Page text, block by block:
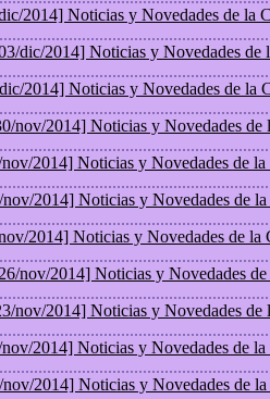
2014] Noticias y Novedades de la
dic/2014] Noticias y Novedades de
2014] Noticias y Novedades de la
nov/2014] Noticias y Novedades de
2014] Noticias y Novedades de
2014] Noticias y Novedades de
2014] Noticias y Novedades de la
nov/2014] Noticias y Novedades
nov/2014] Noticias y Novedades de
2014] Noticias y Novedades de
2014] Noticias y Novedades de